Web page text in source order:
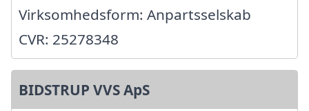
Virksomhedsform: Anpartsselskab
CVR: 25278348
BIDSTRUP VVS ApS